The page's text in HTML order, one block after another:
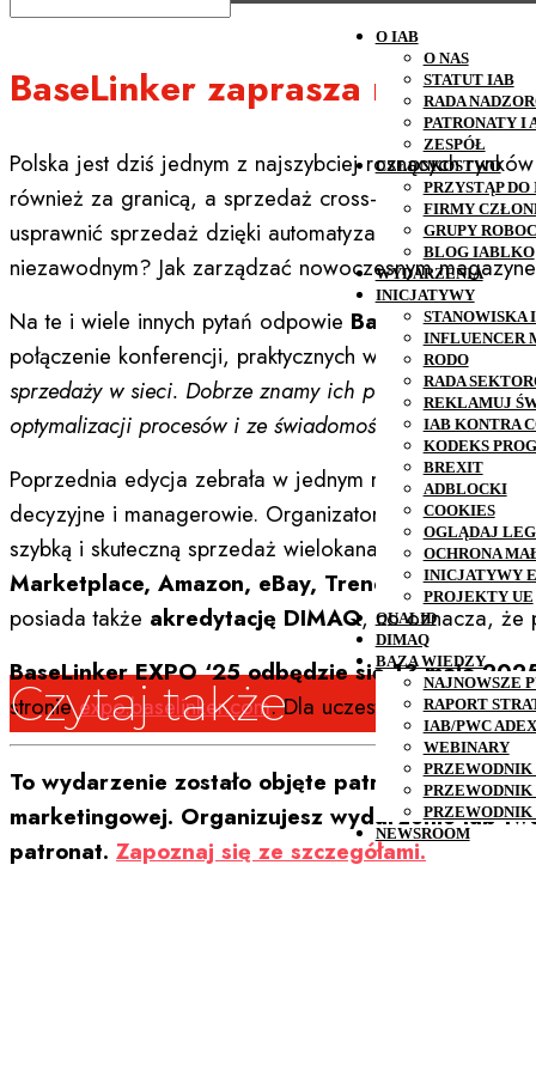
O IAB
O NAS
STATUT IAB
RADA
PATRONATY I
ZESPÓŁ
CZŁONKOSTWO
PRZYSTĄP
FIRMY
GRUPY
BLOG IABLKO
WYDARZENIA
INICJATYWY
STANOWISKA
INFLUENCER
RODO
RADA
REKLAMUJ
IAB KONTRA
KODEKS
BREXIT
ADBLOCKI
COOKIES
OGLĄDAJ
OCHRONA
INICJATYWY
PROJEKTY UE
QUALID
DIMAQ
BAZA WIEDZY
NAJNOWSZE
RAPORT
IAB/PWC ADEX
WEBINARY
PRZEWODNIK
PRZEWODNIK
NEWSROOM
BaseLinker zaprasza na
Polska jest dziś jednym z najszybciej rosnących
również za granicą, a sprzedaż cross-border stanowi
usprawnić sprzedaż dzięki automatyzacji? Jak
niezawodnym? Jak zarządzać nowoczesnym
Na te i wiele innych pytań odpowie BaseLinker
połączenie konferencji, praktycznych warsztatów,
sprzedaży w sieci. Dobrze znamy ich potrzeby i
optymalizacji procesów i ze świadomością, jak dalej
Poprzednia edycja zebrała w jednym miejscu
decyzyjne i managerowie. Organizatorem
szybką i skuteczną sprzedaż wielokanałową. Wśród
Marketplace, Amazon, eBay, Trendyol, Skroutz,
posiada także akredytację DIMAQ, co oznacza, że
BaseLinker EXPO ‘25 odbędzie się 13 maja
stronieexpo.baselinker.com. Dla uczestników spoza
To wydarzenie zostało objęte patronatem
marketingowej. Organizujesz wydarzenie lub
patronat. Zapoznaj się ze szczegółami.
Czytaj także